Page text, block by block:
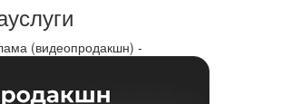
(видеопродакшн) -